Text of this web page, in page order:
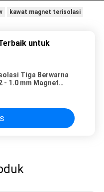
kawat magnet terisolasi
untuk
Tiga Berwarna
- 1.0 mm Magnet